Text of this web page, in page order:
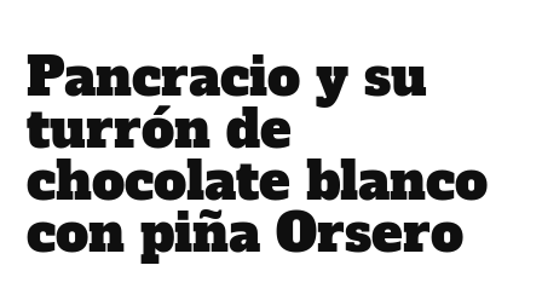
Pancracio y su
turrón de
chocolate blanco
con piña Orsero